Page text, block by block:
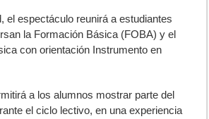
el espectáculo reunirá a estudiantes
la Formación Básica (FOBA) y el
con orientación Instrumento en
a los alumnos mostrar parte del
el ciclo lectivo, en una experiencia